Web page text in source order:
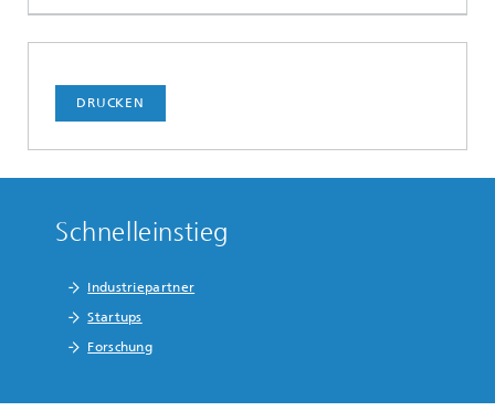
DRUCKEN
Schnelleinstieg
Industriepartner
Startups
Forschung